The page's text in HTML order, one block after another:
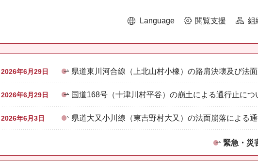
Language 閲覧支援 組
2026年6月29日 県道東川河合線（上北山村小橡）の路肩決壊及び法
2026年6月29日 国道168号（十津川村平谷）の崩土による通行止につ
2026年6月3日 県道大又小川線（東吉野村大又）の法面崩落による
緊急・災